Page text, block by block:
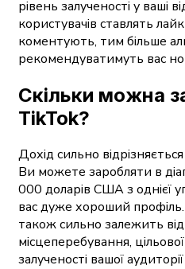
рівень залученості у ваші
користувачів ставлять
коментують, тим більше
рекомендуватимуть вас
Скільки можна
TikTok?
Дохід сильно
Ви можете заробляти в
000 доларів США з однієї
вас дуже хороший
також сильно залежить від
місцеперебування,
залученості вашої